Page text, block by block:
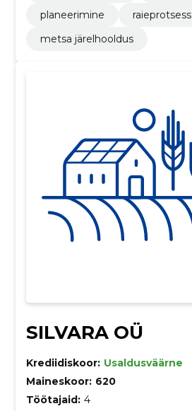
planeerimine
raieprotsess
metsa järelhooldus
SILVARA OÜ
Krediidiskoor: Usaldusväärne
Maineskoor: 620
Töötajaid: 4